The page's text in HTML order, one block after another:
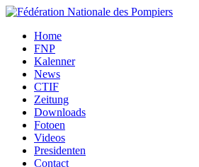
Home
FNP
Kalenner
News
CTIF
Zeitung
Downloads
Fotoen
Videos
Presidenten
Contact